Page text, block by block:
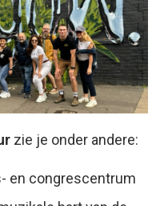
zie je onder andere:
en congrescentrum